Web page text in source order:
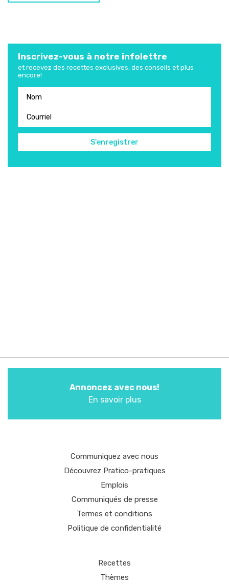
Inscrivez-vous à notre infolettre
et recevez des recettes exclusives, des conseils et plus
encore!
Annoncez avec nous!
En savoir plus
Communiquez avec nous
Découvrez Pratico-pratiques
Emplois
Communiqués de presse
Termes et conditions
Politique de confidentialité
Recettes
Thèmes